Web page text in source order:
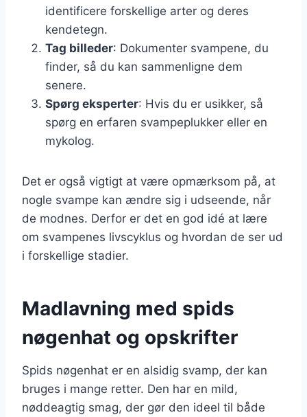
identificere forskellige arter og deres
kendetegn.
Tag billeder: Dokumenter svampene, du
finder, så du kan sammenligne dem
senere.
Spørg eksperter: Hvis du er usikker, så
spørg en erfaren svampeplukker eller en
mykolog.
Det er også vigtigt at være opmærksom på, at
nogle svampe kan ændre sig i udseende, når
de modnes. Derfor er det en god idé at lære
om svampenes livscyklus og hvordan de ser ud
i forskellige stadier.
Madlavning med spids
nøgenhat og opskrifter
Spids nøgenhat er en alsidig svamp, der kan
bruges i mange retter. Den har en mild,
nøddeagtig smag, der gør den ideel til både